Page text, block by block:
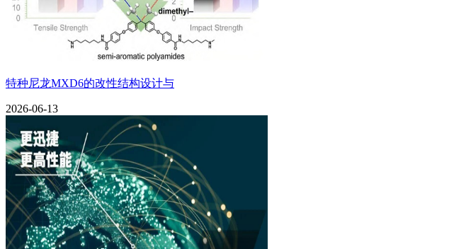
特种尼龙MXD6的改性结构设计与
2026-06-13